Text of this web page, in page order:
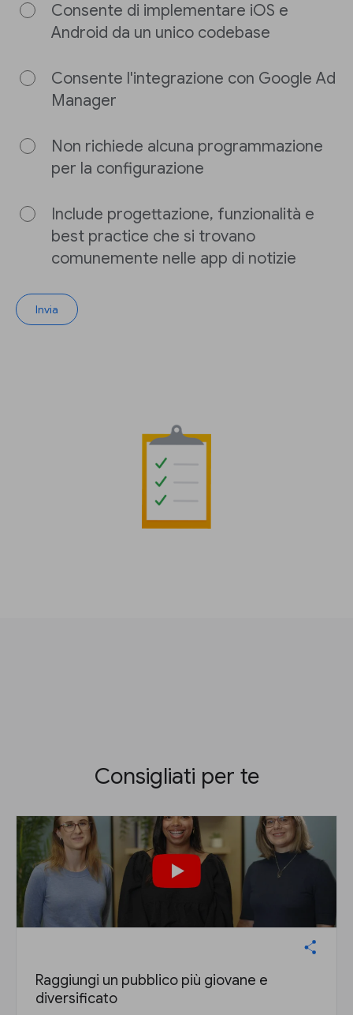
Consente di implementare iOS e
Android da un unico codebase
Consente l'integrazione con Google Ad
Manager
Non richiede alcuna programmazione
per la configurazione
Include progettazione, funzionalità e
best practice che si trovano
comunemente nelle app di notizie
Invia
Consigliati per te
Raggiungi un pubblico più giovane e
diversificato